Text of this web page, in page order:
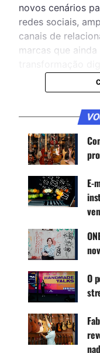
novos cenários
redes sociais,
canais de
marcas que
Receba novas
WhatsApp e no
Por isso, ficar
implementá-las
marketing é
melhores
de seus
algumas
para 2021:
E-
O